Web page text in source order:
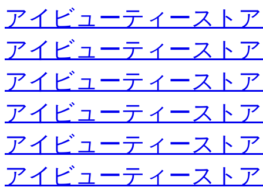
アイビューティースト
アイビューティースト
アイビューティースト
アイビューティースト
アイビューティースト
アイビューティースト